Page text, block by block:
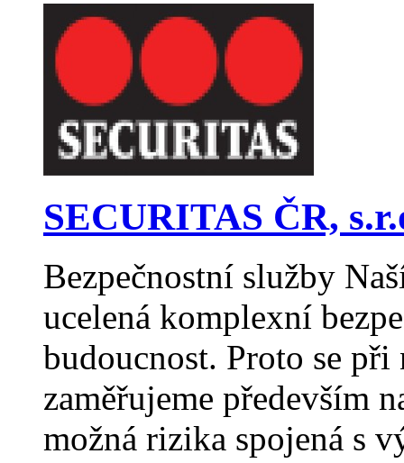
SECURITAS ČR,
Bezpečnostní služby
ucelená komplexní
budoucnost. Proto se při
zaměřujeme především
možná rizika spojená s